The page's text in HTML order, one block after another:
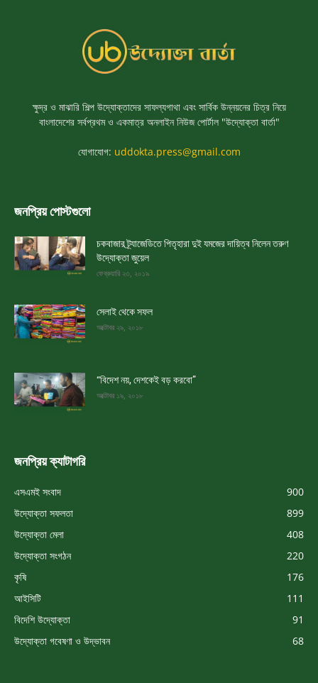
ক্ষুদ্র ও মাঝারি শিল্প উদ্যোক্তাদের সাফল্যগাথা এবং সার্বিক উন্নয়নের চিত্র নিয়ে
বাংলাদেশের সর্বপ্রথম ও একমাত্র অনলাইন নিউজ পোর্টাল "উদ্যোক্তা বার্তা"
যোগাযোগ: uddokta.press@gmail.com
জনপ্রিয় পোস্টগুলো
চকবাজার ট্র্যাজেডিতে পিতৃহারা দুই যমজের দায়িত্ব নিলেন তরুণ
উদ্যোক্তা জুয়েল
ফেব্রুয়ারি ২৩, ২০১৯
সেলাই থেকে সফল
অক্টোবর ২৯, ২০১৮
“বিদেশ নয়, দেশকেই বড় করবো”
অক্টোবর ১৯, ২০১৮
জনপ্রিয় ক্যাটাগরি
এসএমই সংবাদ
900
উদ্যোক্তা সফলতা
899
উদ্যোক্তা মেলা
408
উদ্যোক্তা সংগঠন
220
কৃষি
176
আইসিটি
111
বিদেশি উদ্যোক্তা
91
উদ্যোক্তা গবেষণা ও উদ্ভাবন
68